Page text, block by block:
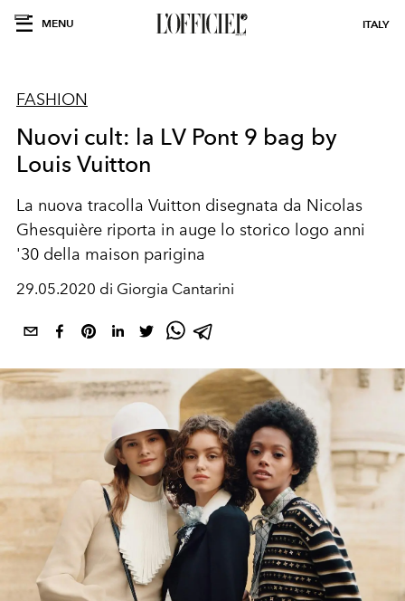
MENU ITALY
FASHION
Nuovi cult: la LV Pont 9 bag by
Louis Vuitton
La nuova tracolla Vuitton disegnata da Nicolas
Ghesquière riporta in auge lo storico logo anni
'30 della maison parigina
29.05.2020 di Giorgia Cantarini